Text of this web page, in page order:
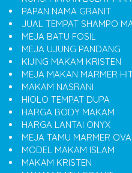
PAPAN NAMA GRANIT
JUAL TEMPAT SHAMPO
MEJA BATU FOSIL
MEJA UJUNG PANDANG
KIJING MAKAM KRISTEN
MEJA MAKAN MARMER
MAKAM NASRANI
HIOLO TEMPAT DUPA
HARGA BODY MAKAM
HARGA LANTAI ONYX
MEJA TAMU MARMER
MODEL MAKAM ISLAM
MAKAM KRISTEN